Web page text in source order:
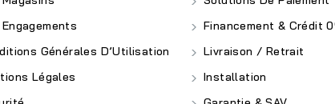
Générales D’Utilisation
Légales
Financement & Crédit
Livraison / Retrait
Installation